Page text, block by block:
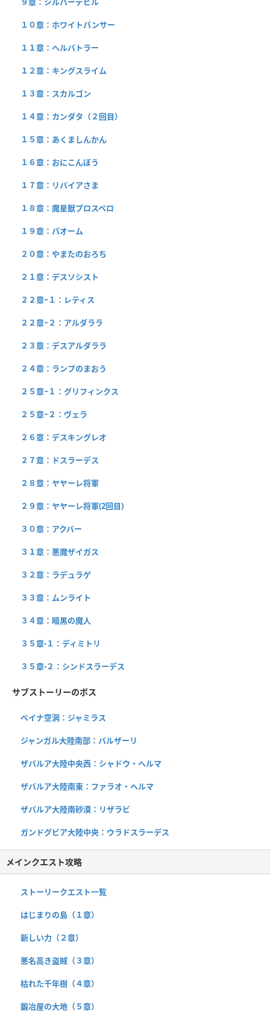
１０章：ホワイトパンサー
１１章：ヘルバトラー
１２章：キングスライム
１３章：スカルゴン
１４章：カンダタ（２回目）
１５章：あくましんかん
１６章：おにこんぼう
１７章：リバイアさま
１８章：魔星獣プロスペロ
１９章：パオーム
２０章：やまたのおろち
２１章：デスソシスト
２２章−１：レティス
２２章−２：アルダララ
２３章：デスアルダララ
２４章：ランプのまおう
２５章−１：グリフィンクス
２５章−２：ヴェラ
２６章：デスキングレオ
２７章：ドスラーデス
２８章：ヤヤーレ将軍
２９章：ヤヤーレ将軍(2回目)
３０章：アクバー
３１章：悪魔ザイガス
３２章：ラデュラゲ
３３章：ムンライト
３４章：暗黒の魔人
３５章-１：ディミトリ
３５章-２：シンドスラーデス
サブストーリーのボス
ベイナ空洞：ジャミラス
ジャンガル大陸南部：バルザーリ
ザバルア大陸中央西：シャドウ・ヘルマ
ザバルア大陸南東：ファラオ・ヘルマ
ザバルア大陸南砂漠：リザラビ
ガンドグビア大陸中央：ウラドスラーデス
メインクエスト攻略
ストーリークエスト一覧
はじまりの島（１章）
新しい力（２章）
悪名高き盗賊（３章）
枯れた千年樹（４章）
鍛冶屋の大地（５章）